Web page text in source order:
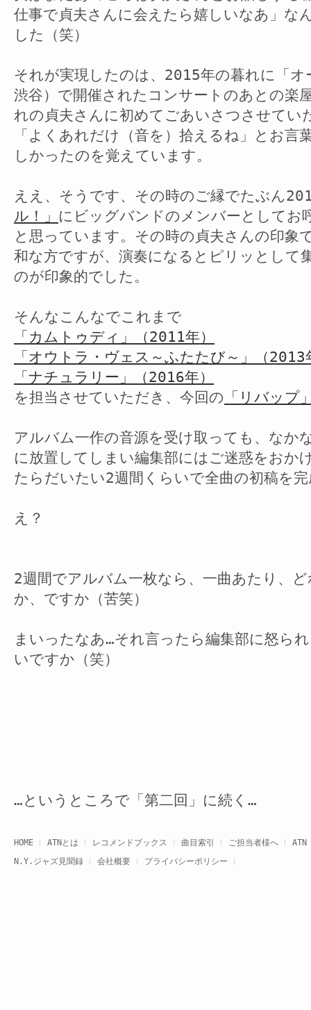
仕事で貞夫さんに会えたら嬉しいなあ」な
した（笑）
それが実現したのは、2015年の暮れに「オ
渋谷）で開催されたコンサートのあとの楽
れの貞夫さんに初めてごあいさつさせてい
「よくあれだけ（音を）拾えるね」とお
しかったのを覚えています。
ええ、そうです、その時のご縁でたぶん
ル！」 にビッグバンドのメンバーとしてお
と思っています。その時の貞夫さんの印象
和な方ですが、演奏になるとピリッとして
のが印象的でした。
そんなこんなでこれまで
「カムトゥディ」（2011年）
「オウトラ・ヴェス～ふたたび～」（2013
「ナチュラリー」（2016年）
を担当させていただき、今回の 「リバップ
アルバム一作の音源を受け取っても、なか
に放置してしまい編集部にはご迷惑をおか
たらだいたい2週間くらいで全曲の初稿を
え？
2週間でアルバム一枚なら、一曲あたり、
か、ですか（苦笑）
まいったなあ…それ言ったら編集部に怒ら
いですか（笑）
…というところで「第二回」に続く…
HOME ATNとは レコメンドブックス 曲目索引 ご担当者様へ
ATN
N.Y.ジャズ見聞録
会社概要 プライバシーポリシー